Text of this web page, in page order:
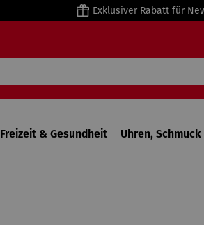
Exklusiver Rabatt für
Freizeit & Gesundheit Uhren,